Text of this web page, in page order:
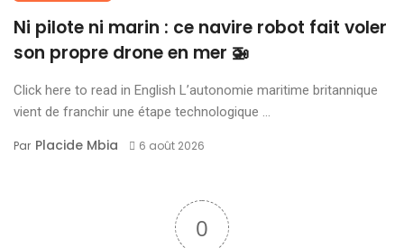
Ni pilote ni marin : ce navire robot fait voler
son propre drone en mer 🚁
Click here to read in English L’autonomie maritime britannique
vient de franchir une étape technologique ...
Par Placide Mbia 6 août 2026
0